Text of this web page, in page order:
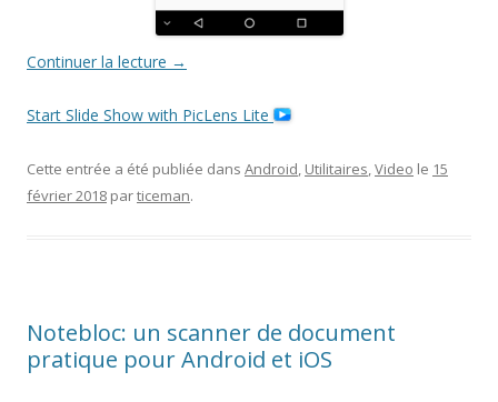
Continuer la lecture →
Start Slide Show with PicLens Lite
Cette entrée a été publiée dans Android, Utilitaires,Video le 15
février 2018 particeman.
Notebloc: un scanner de document
pratique pour Android et iOS